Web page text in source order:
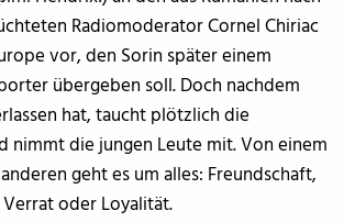
Radiomoderator Cornel Chiriac
vor, den Sorin später einem
übergeben soll. Doch nachdem
hat, taucht plötzlich die
nimmt die jungen Leute mit. Von einem
geht es um alles: Freundschaft,
oder Loyalität.